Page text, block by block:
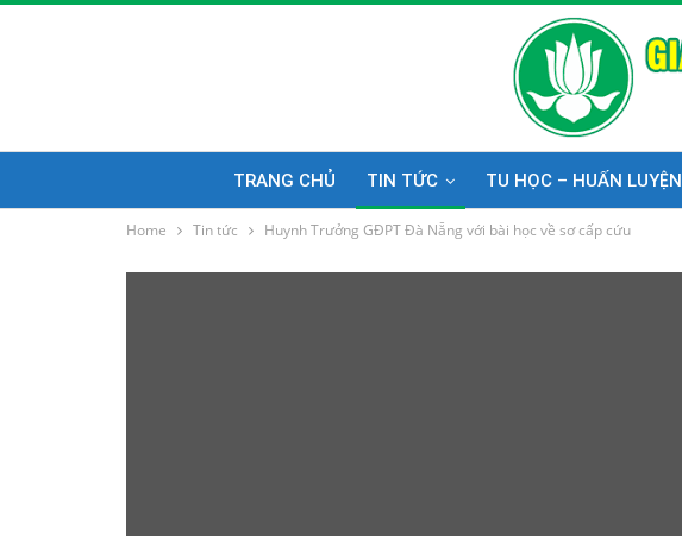
TRANG CHỦ TIN TỨC TU HỌC – HUẤN LUYỆN
Home Tin tức Huynh Trưởng GĐPT Đà Nẵng với bài học về sơ cấp cứu